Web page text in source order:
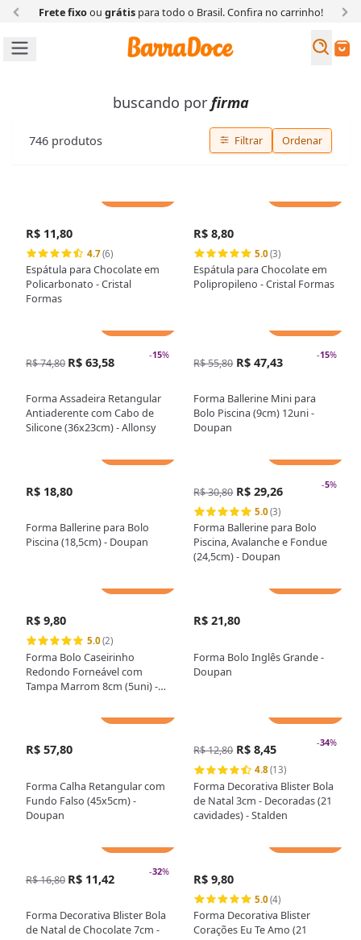
Frete fixoou grátispara todo o Brasil. Confira no carrinho!
Buscar
buscando porfirma
746 produtos Filtrar Ordenar
R$ 11,80
4.7(6)
Espátula para Chocolate em
Policarbonato - Cristal
Formas
R$ 8,80
5.0(3)
Espátula para Chocolate em
Polipropileno - Cristal Formas
-15%
R$ 74,80 R$ 63,58
Forma Assadeira Retangular
Antiaderente com Cabo de
Silicone (36x23cm) - Allonsy
-15%
R$ 55,80 R$ 47,43
Forma Ballerine Mini para
Bolo Piscina (9cm) 12uni -
Doupan
R$ 18,80
Forma Ballerine para Bolo
Piscina (18,5cm) - Doupan
-5%
R$ 30,80 R$ 29,26
5.0(3)
Forma Ballerine para Bolo
Piscina, Avalanche e Fondue
(24,5cm) - Doupan
R$ 9,80
5.0(2)
Forma Bolo Caseirinho
Redondo Forneável com
Tampa Marrom 8cm (5uni) -
R$ 21,80
Forma Bolo Inglês Grande -
Doupan
R$ 57,80
Forma Calha Retangular com
Fundo Falso (45x5cm) -
Doupan
-34%
R$ 12,80 R$ 8,45
4.8(13)
Forma Decorativa Blister Bola
de Natal 3cm - Decoradas (21
cavidades) - Stalden
-32%
R$ 16,80 R$ 11,42
Forma Decorativa Blister Bola
de Natal de Chocolate 7cm -
R$ 9,80
5.0(4)
Forma Decorativa Blister
Corações Eu Te Amo (21